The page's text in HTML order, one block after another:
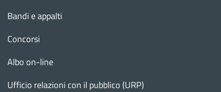
Bandi e appalti
Concorsi
Albo on-line
Ufficio relazioni con il pubblico (URP)